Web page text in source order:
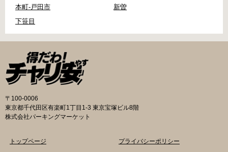
本町-戸田市
新曽
下笹目
〒100-0006
東京都千代田区有楽町1丁目1-3 東京宝塚ビル8階
株式会社パーキングマーケット
トップページ プライバシーポリシー